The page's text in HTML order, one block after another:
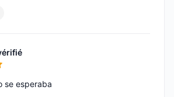
se esperaba